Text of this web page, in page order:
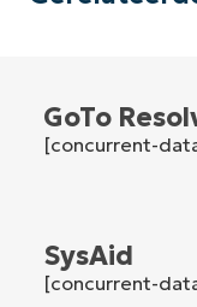
GoTo
[concurrent-
SysAid
[concurrent-
Land
name*